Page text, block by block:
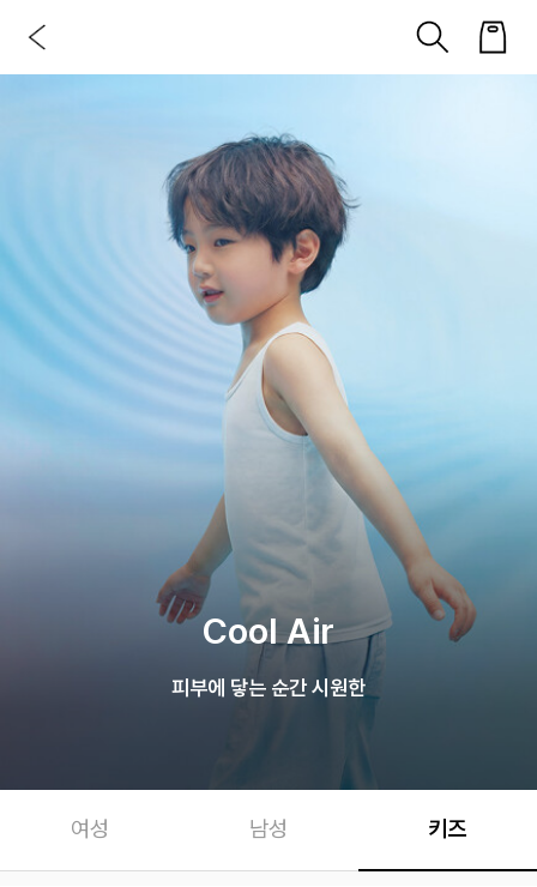
Cool Air
피부에 닿는 순간 시원한
여성 남성 키즈